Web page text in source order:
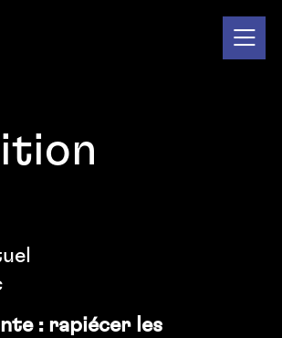
: rapiécer les